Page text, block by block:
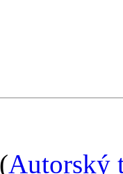
Autorský